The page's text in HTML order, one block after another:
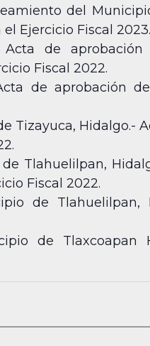
del
Ejercicio Fiscal 2023.
de
Fiscal 2022.
de aprobación
Tizayuca, Hidalgo.-
Tlahuelilpan,
Fiscal 2022.
de Tlahuelilpan,
de Tlaxcoapan